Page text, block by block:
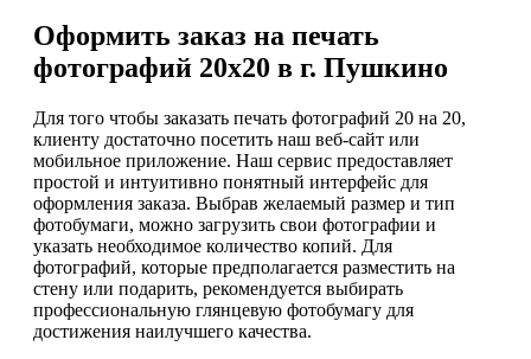
Оформить заказ на печать
фотографий 20х20 в г. Пушкино
Для того чтобы заказать печать фотографий 20 на 20,
клиенту достаточно посетить наш веб-сайт или
мобильное приложение. Наш сервис предоставляет
простой и интуитивно понятный интерфейс для
оформления заказа. Выбрав желаемый размер и тип
фотобумаги, можно загрузить свои фотографии и
указать необходимое количество копий. Для
фотографий, которые предполагается разместить на
стену или подарить, рекомендуется выбирать
профессиональную глянцевую фотобумагу для
достижения наилучшего качества.